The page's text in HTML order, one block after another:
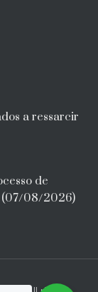
a ressarcir
de
(07/08/2026)